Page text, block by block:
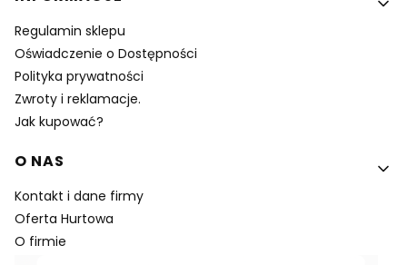
Regulamin sklepu
Oświadczenie o Dostępności
Polityka prywatności
Zwroty i reklamacje.
Jak kupować?
O NAS
Kontakt i dane firmy
Oferta Hurtowa
O firmie